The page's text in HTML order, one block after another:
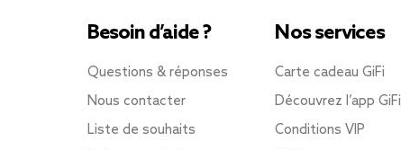
Besoin d’aide ?
Questions & réponses
Nous contacter
Liste de souhaits
Nos services
Carte cadeau GiFi
Découvrez l’app GiFi
Conditions VIP